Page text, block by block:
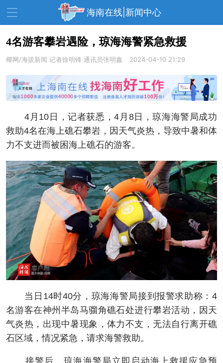
海南在线|新闻中心
资讯中心 热点 旅游
文体 财经
教育 健康 房产
家装 交通 美食
生活 演出 活动
展会 走读海南 周末去哪儿
人才在线 天涯企服
4名游客攀岩遇险，琼海海警紧急救援
椰网/海拔新闻 记者徐明锋 通讯员张明鑫 2024-04-10 21:29
4月10日，记者获悉，4月8日，琼海海警局成功
救助4名在海上礁石攀岩，因天气炎热，导致中暑和体
力不支进而被困海上礁石的游客。
当日14时40分，琼海海警局接到报警求助称：4
名游客在神州半岛马骝角礁石处进行攀岩活动，因天
气炎热，出现中暑现象，体力不支，无法自行离开礁
石区域，情况紧急，请求海警救助。
接警后，琼海海警局立即启动海上救援应急预